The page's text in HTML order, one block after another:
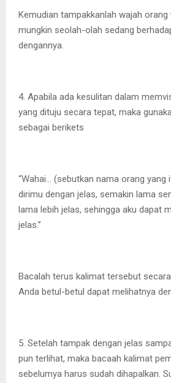
Kemudian tampakkanlah wajah
mungkin seolah-olah sedang
dengannya.
4. Apabila ada kesulitan dalam
yang dituju secara tepat, maka
sebagai berikets
“Wahai… (sebutkan nama orang yang
dirimu dengan jelas, semakin lama
lama lebih jelas, sehingga aku dapat
jelas.”
Bacalah terus kalimat tersebut
Anda betul-betul dapat melihatnya
5. Setelah tampak dengan jelas
pun terlihat, maka bacaah kalimat
sebelumya harus sudah dihapalkan.